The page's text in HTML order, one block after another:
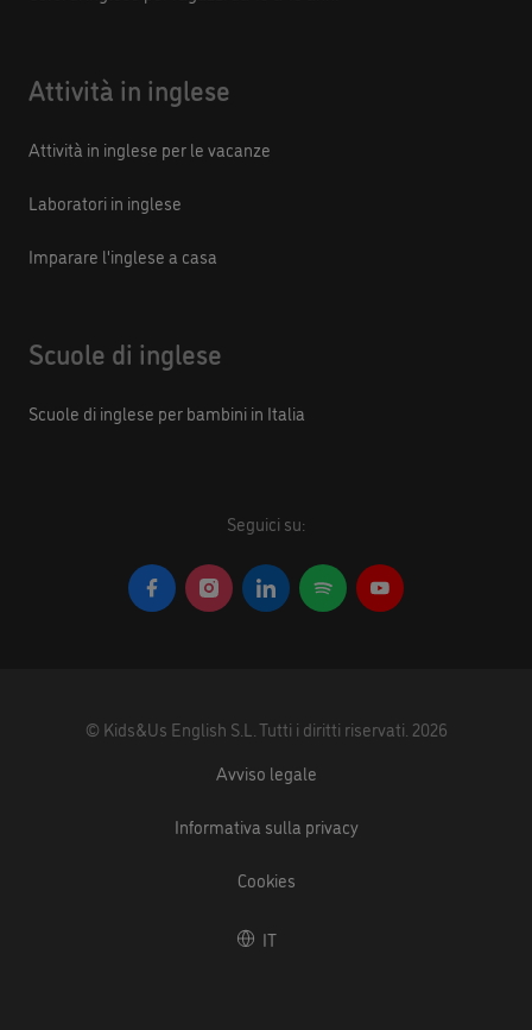
Attività in inglese
Attività in inglese per le vacanze
Laboratori in inglese
Imparare l'inglese a casa
Scuole di inglese
Scuole di inglese per bambini in Italia
Seguici su:
IT
© Kids&Us English S.L. Tutti i diritti riservati. 2026
Avviso legale
Informativa sulla privacy
Cookies